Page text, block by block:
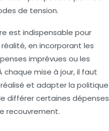
de tension.
est indispensable pour
réalité, en incorporant les
imprévues ou les
mise à jour, il faut
et adapter la politique
différer certaines dépenses
recouvrement.